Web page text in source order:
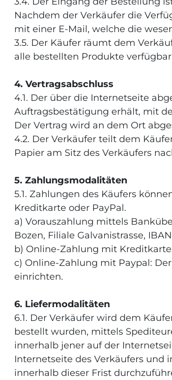
Nachdem der Verkäufer die
mit einer E-Mail, welche die
3.5. Der Käufer räumt dem
alle bestellten Produkte
4. Vertragsabschluss
4.1. Der über die Internetseite
Auftragsbestätigung erhält, mit
Der Vertrag wird an dem Ort
4.2. Der Verkäufer teilt dem
Papier am Sitz des Verkäufers
5. Zahlungsmodalitäten
5.1. Zahlungen des Käufers
Kreditkarte oder PayPal.
a) Vorauszahlung mittels
Bozen, Filiale Galvanistrasse,
b) Online-Zahlung mit
c) Online-Zahlung mit Paypal:
einrichten.
6. Liefermodalitäten
6.1. Der Verkäufer wird dem
bestellt wurden, mittels
innerhalb jener auf der
Internetseite des Verkäufers und
innerhalb dieser Frist